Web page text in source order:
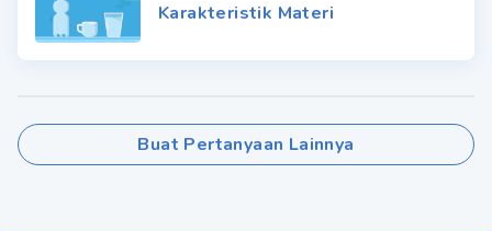
Karakteristik Materi
Buat Pertanyaan Lainnya